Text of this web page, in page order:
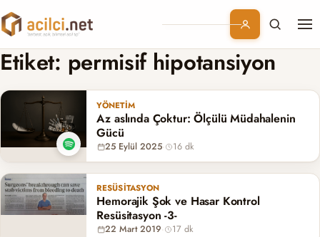
Branşlar
Konular
Kurumsal
Abonelik
Etiket: permisif hipotansiyon
YÖNETIM
Az aslında Çoktur: Ölçülü Müdahalenin
Gücü
25 Eylül 2025· 16 dk
RESÜSITASYON
Hemorajik Şok ve Hasar Kontrol
Resüsitasyon -3-
22 Mart 2019· 17 dk